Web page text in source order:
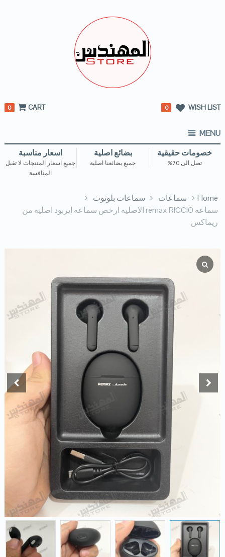
WISH LIST
0
CART
0
MENU
خصومات حقيقية
تصل الى 70%
بضائع اصلية
جميع بضائعنا اصلية
اسعار مناسبة
جميع اسعار المنتجات لا تقبل
المنافسة
Home سماعات
سماعات بلوتوث
سماعه remax RICCIO الاصليه ارخص سماعه ايربود اصليه من
ريماكس